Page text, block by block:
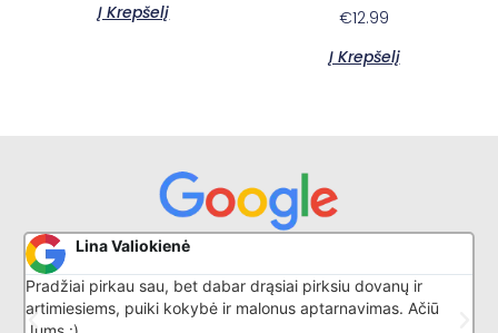
Į Krepšelį
€12.99
Į Krepšelį
ir
Ačiū
Donatas G
Puikiai išmano savo darbą, nuostabus